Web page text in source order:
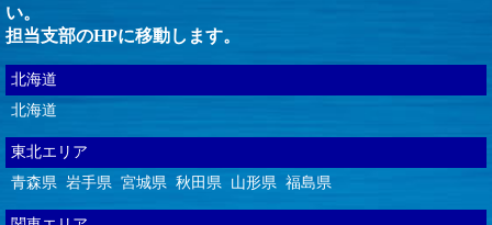
い。
担当支部のHPに移動します。
北海道
北海道
東北エリア
青森県 岩手県 宮城県 秋田県 山形県 福島県